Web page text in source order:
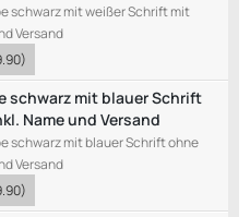
schwarz mit weißer Schrift mit
Versand
)
schwarz mit blauer Schrift
Name und Versand
schwarz mit blauer Schrift ohne
Versand
)